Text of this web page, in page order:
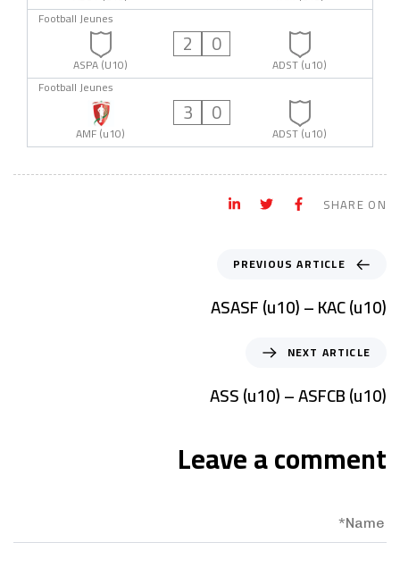
Football Jeunes
ASPA (U10)
2 0
ADST (u10)
Football Jeunes
AMF (u10)
3 0
ADST (u10)
SHARE ON
PREVIOUS ARTICLE
ASASF (u10) – KAC (u10)
NEXT ARTICLE
ASS (u10) – ASFCB (u10)
Leave a comment